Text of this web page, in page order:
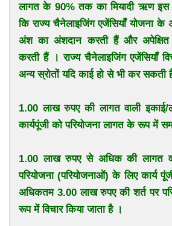
लागत के 90% तक का मियादी ऋण इस
कि राज्य चैनेलाइजिंग एजेंसियाँ योजना के
अंश का अंशदान करती हैं और अपेक्षित
करती हैं । राज्य चैनेलाइजिंग एजेंसियाँ
अन्य स्रोतों यदि काई हो से भी कर सकती
1.00 लाख रुपए की लागत वाली इकाई/
कार्यपूंजी को परियोजना लागत के रूप में
1.00 लाख रुपए से अधिक की लागत
परियोजना (परियोजनाओं) के लिए कार्य
अधिकतम 3.00 लाख रुपए की शर्त पर
रूप में विचार किया जाता है ।